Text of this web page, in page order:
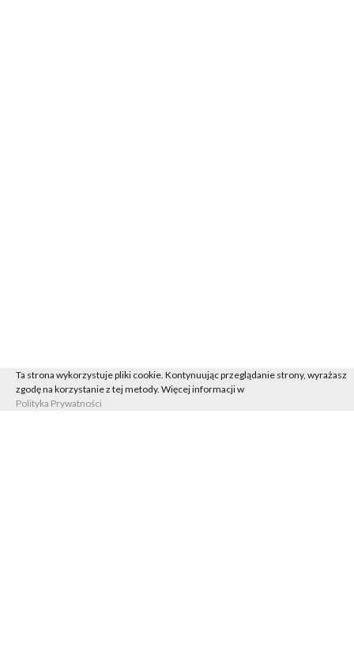
Ta strona wykorzystuje pliki cookie. Kontynuując przeglądanie strony, wyrażasz
zgodę na korzystanie z tej metody. Więcej informacji w
Polityka Prywatności